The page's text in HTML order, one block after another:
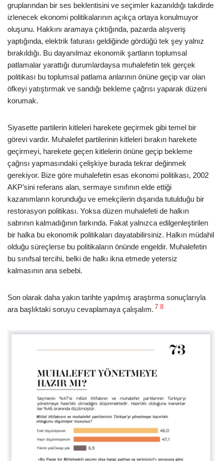
gruplarından bir ses beklentisini ve seçimler kazanıldığı takdirde
izlenecek ekonomi politikalarının açıkça ortaya konulmuyor
oluşunu. Hakkını aramaya çıktığında, pazarda alışveriş
yaptığında, elektrik faturası geldiğinde gördüğü tek şey yalnız
bırakıldığı. Bu dayanılmaz ekonomik şartların toplumsal
patlamalar yarattığı durumlardaysa muhalefetin tek gerçek
politikası bu toplumsal patlama anlarının önüne geçip var olan
öfkeyi yatıştırmak ve sandığı bekleme çağrısı yaparak düzeni
korumak.
Siyasette partilerin kitleleri harekete geçirmek gibi temel bir
görevi vardır. Muhalefet partilerinin kitleleri bırakın harekete
geçirmeyi, harekete geçen kitlelerin önüne geçip bekleme
çağrısı yapmasındaki çelişkiye burada tekrar değinmek
gerekiyor. Bize göre muhalefetin esas ekonomi politikası, 2002
AKP’sini referans alan, sermaye sınıfının elde ettiği
kazanımların korunduğu ve emekçilerin dışarıda tutulduğu bir
restorasyon politikası. Yoksa düzen muhalefeti de halkın
sabrının kalmadığının farkında. Fakat yalnızca edilgenleştirilen
bir halka bu ekonomik politikaları dayatabilirsiniz. Halkın müdahil
olduğu süreçlerse bu politikaların önünde engeldir. Muhalefetin
bu sınıfsal tercihi, belki de halkı ikna etmede yetersiz
kalmasının ana sebebi.
Son olarak daha yakın tarihte yapılmış araştırma sonuçlarıyla
ara başlıktaki soruyu cevaplamaya çalışalım. 7 8